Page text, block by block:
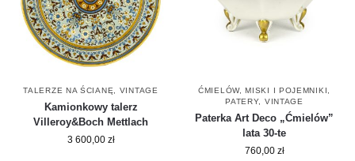
TALERZE NA ŚCIANĘ VINTAGE
Kamionkowy talerz
Villeroy&Boch Mettlach
3 600,00 zł
ĆMIELÓW,MISKI I POJEMNIKI
PATERY, VINTAGE
Paterka Art Deco „Ćmielów”
lata 30-te
760,00 zł